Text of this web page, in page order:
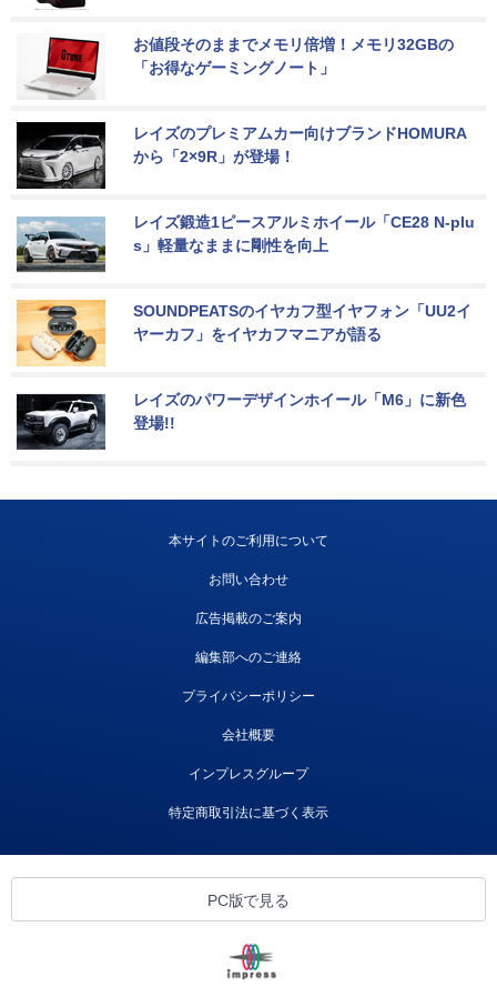
お値段そのままでメモリ倍増！メモリ32GBの
「お得なゲーミングノート」
レイズのプレミアムカー向けブランドHOMURA
から「2×9R」が登場！
レイズ鍛造1ピースアルミホイール「CE28 N-plu
s」軽量なままに剛性を向上
SOUNDPEATSのイヤカフ型イヤフォン「UU2イ
ヤーカフ」をイヤカフマニアが語る
レイズのパワーデザインホイール「M6」に新色
登場!!
本サイトのご利用について
お問い合わせ
広告掲載のご案内
編集部へのご連絡
プライバシーポリシー
会社概要
インプレスグループ
特定商取引法に基づく表示
PC版で見る